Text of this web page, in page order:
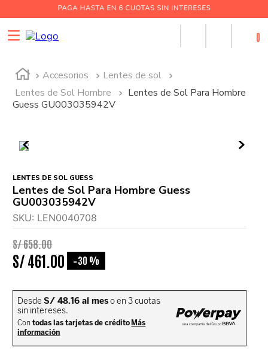
0
Accesorios
Lentes de sol
Lentes de Sol Hombre
Lentes de Sol Para Hombre
Guess GU003035942V
LENTES DE SOL GUESS
Lentes de Sol Para Hombre Guess
GU003035942V
SKU: LEN0040708
S/658.00
S/461 00 -30 %